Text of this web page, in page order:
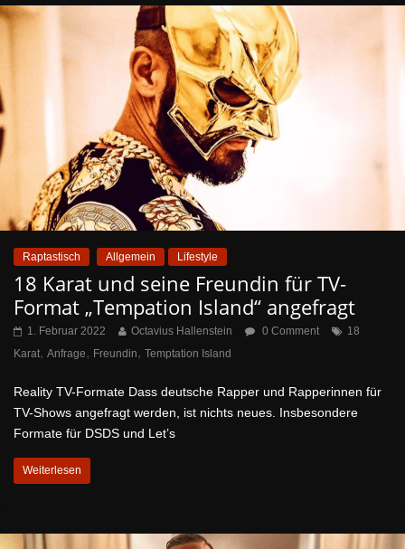
Raptastisch Allgemein Lifestyle
18 Karat und seine Freundin für TV-
Format „Tempation Island“ angefragt
1. Februar 2022 Octavius Hallenstein 0 Comment
18
Karat, Anfrage, Freundin, Temptation Island
Reality TV-Formate Dass deutsche Rapper und Rapperinnen für
TV-Shows angefragt werden, ist nichts neues. Insbesondere
Formate für DSDS und Let’s
Weiterlesen